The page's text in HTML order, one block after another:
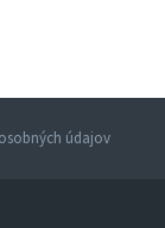
údajov